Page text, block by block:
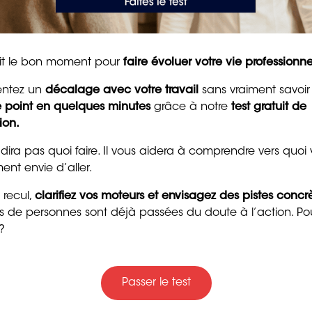
service utile, ou solution qui répond à un besoin
: quelles tendances de 2025 (digitalisation,
votre projet ?
de valider l’existence d’une demande et d’analyser
Il doit présenter le modèle économique, les
nécessaires. Il est aussi indispensable pour
50 messages
d’encouragement
pour raviver la
et la confiance
Trente messages
le bon moment pour faire évoluer votre vie
un décalage avec votre travail sans vraiment
point en quelques minutesgrâce à notre test gratuit de
dira pas quoi faire. Il vous aidera à comprendre vers quoi
envie d’aller.
recul, clarifiez vos moteurs et envisagez des pistes
de personnes sont déjà passées du doute à l’action.
Passer le test